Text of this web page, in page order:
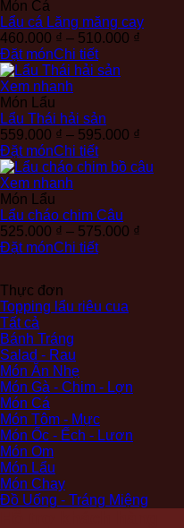
Món Cá
Lẩu cá Lăng măng cay
460.000 ₫ – 510.000 ₫
Đặt mónChi tiết
Xem nhanh
Món Lẩu
Lẩu Thái hải sản
559.000 ₫ – 595.000 ₫
từ
Đặt mónChi tiết
Xem nhanh
Món Lẩu
Lẩu cháo chim Câu
525.000 ₫ – 575.000 ₫
Đặt mónChi tiết
Thực đơn
Topping lẩu riêu cua
Tất cả
Bánh Tráng
Salad - Rau
Món Ăn Nhẹ
Món Gà - Chim - Lợn
Món Cá
Món Tôm - Mực
Món Ốc - Ếch - Lươn
Món Om
Món Lẩu
Món Chay
Đồ Uống - Tráng Miệng